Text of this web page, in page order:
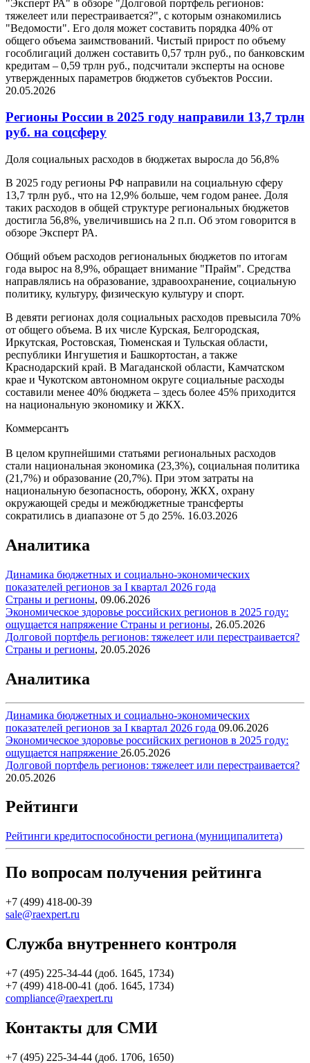
"Эксперт РА" в обзоре "Долговой портфель регионов:
тяжелеет или перестраивается?", с которым ознакомились
"Ведомости". Его доля может составить порядка 40% от
общего объема заимствований. Чистый прирост по объему
гособлигаций должен составить 0,57 трлн руб., по банковским
кредитам – 0,59 трлн руб., подсчитали эксперты на основе
утвержденных параметров бюджетов субъектов России.
20.05.2026
Регионы России в 2025 году направили 13,7 трлн
руб. на соцсферу
Доля социальных расходов в бюджетах выросла до 56,8%
В 2025 году регионы РФ направили на социальную сферу
13,7 трлн руб., что на 12,9% больше, чем годом ранее. Доля
таких расходов в общей структуре региональных бюджетов
достигла 56,8%, увеличившись на 2 п.п. Об этом говорится в
обзоре Эксперт РА.
Общий объем расходов региональных бюджетов по итогам
года вырос на 8,9%, обращает внимание "Прайм". Средства
направлялись на образование, здравоохранение, социальную
политику, культуру, физическую культуру и спорт.
В девяти регионах доля социальных расходов превысила 70%
от общего объема. В их числе Курская, Белгородская,
Иркутская, Ростовская, Тюменская и Тульская области,
республики Ингушетия и Башкортостан, а также
Краснодарский край. В Магаданской области, Камчатском
крае и Чукотском автономном округе социальные расходы
составили менее 40% бюджета – здесь более 45% приходится
на национальную экономику и ЖКХ.
Коммерсантъ
В целом крупнейшими статьями региональных расходов
стали национальная экономика (23,3%), социальная политика
(21,7%) и образование (20,7%). При этом затраты на
национальную безопасность, оборону, ЖКХ, охрану
окружающей среды и межбюджетные трансферты
сократились в диапазоне от 5 до 25%. 16.03.2026
Аналитика
Динамика бюджетных и социально-экономических
показателей регионов за I квартал 2026 года
Страны и регионы, 09.06.2026
Экономическое здоровье российских регионов в 2025 году:
ощущается напряжение Страны и регионы, 26.05.2026
Долговой портфель регионов: тяжелеет или перестраивается?
Страны и регионы, 20.05.2026
Аналитика
Динамика бюджетных и социально-экономических
показателей регионов за I квартал 2026 года 09.06.2026
Экономическое здоровье российских регионов в 2025 году:
ощущается напряжение 26.05.2026
Долговой портфель регионов: тяжелеет или перестраивается?
20.05.2026
Рейтинги
Рейтинги кредитоспособности региона (муниципалитета)
По вопросам получения рейтинга
+7 (499) 418-00-39
sale@raexpert.ru
Служба внутреннего контроля
+7 (495) 225-34-44 (доб. 1645, 1734)
+7 (499) 418-00-41 (доб. 1645, 1734)
compliance@raexpert.ru
Контакты для СМИ
+7 (495) 225-34-44 (доб. 1706, 1650)